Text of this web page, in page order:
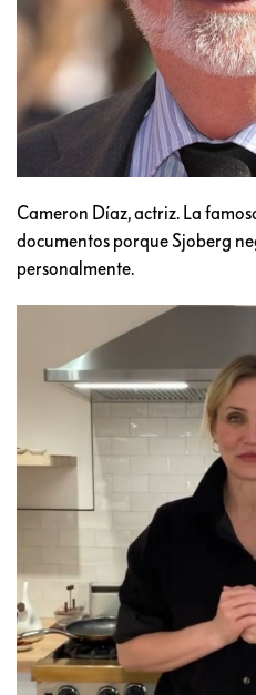
Cameron Díaz, actriz. La
documentos porque Sjoberg
personalmente.